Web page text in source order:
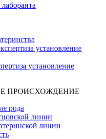
установление
установление
ПРОИСХОЖДЕНИЕ
рода
линии
линии